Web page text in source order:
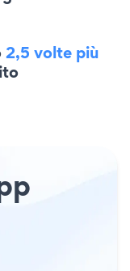
2,5 volte più